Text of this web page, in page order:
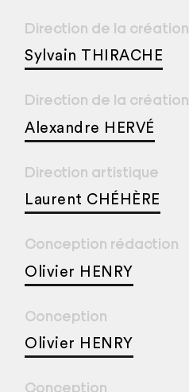
Direction de la création
Sylvain THIRACHE
Direction de la création
Alexandre HERVÉ
Direction artistique
Laurent CHÉHÈRE
Conception rédaction
Olivier HENRY
Conception
Olivier HENRY
Conception